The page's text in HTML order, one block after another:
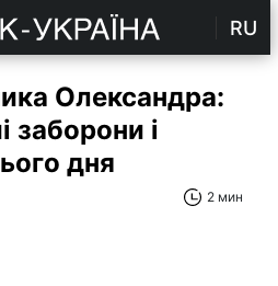
RU
Олександра:
заборони і
дня
2 мин